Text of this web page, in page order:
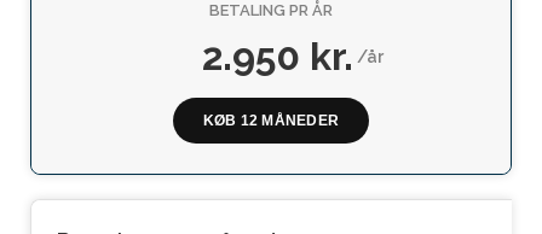
BETALING PR ÅR
2.950 kr./år
KØB 12 MÅNEDER